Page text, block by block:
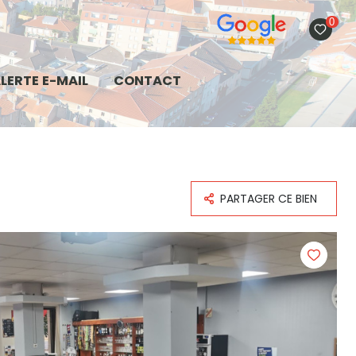
0
E-MAIL CONTACT
PARTAGER CE BIEN